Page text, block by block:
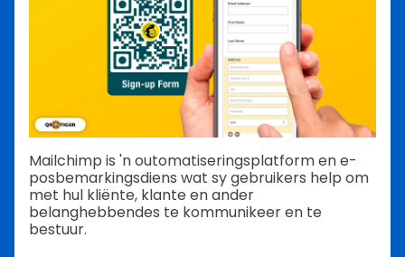
Mailchimp is 'n outomatiseringsplatform en e-
posbemarkingsdiens wat sy gebruikers help om
met hul kliënte, klante en ander
belanghebbendes te kommunikeer en te
bestuur.